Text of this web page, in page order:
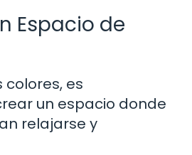
Espacio de
es
un espacio donde
relajarse y